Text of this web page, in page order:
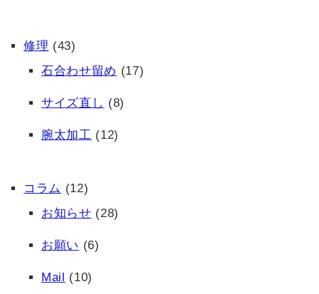
修理 (43)
石合わせ留め (17)
サイズ直し (8)
腕太加工 (12)
コラム (12)
お知らせ (28)
お願い (6)
Mail (10)